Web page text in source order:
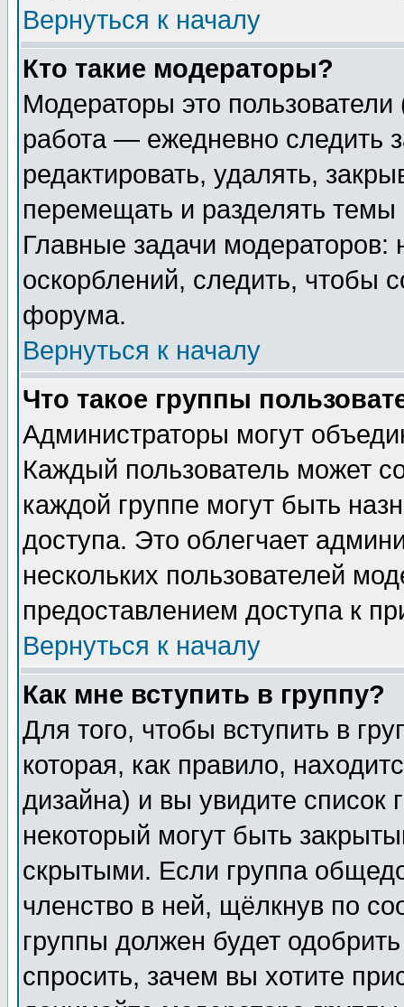
Вернуться к началу
Кто такие модераторы?
Модераторы это
работа — ежедневно следить
редактировать, удалять,
перемещать и разделять
Главные задачи
оскорблений, следить, чтобы
форума.
Вернуться к началу
Что такое группы
Администраторы могут
Каждый пользователь может
каждой группе могут быть
доступа. Это облегчает
нескольких пользователей
предоставлением доступа к
Вернуться к началу
Как мне вступить в группу?
Для того, чтобы вступить в
которая, как правило,
дизайна) и вы увидите список
некоторый могут быть
скрытыми. Если группа
членство в ней, щёлкнув по
группы должен будет
спросить, зачем вы хотите